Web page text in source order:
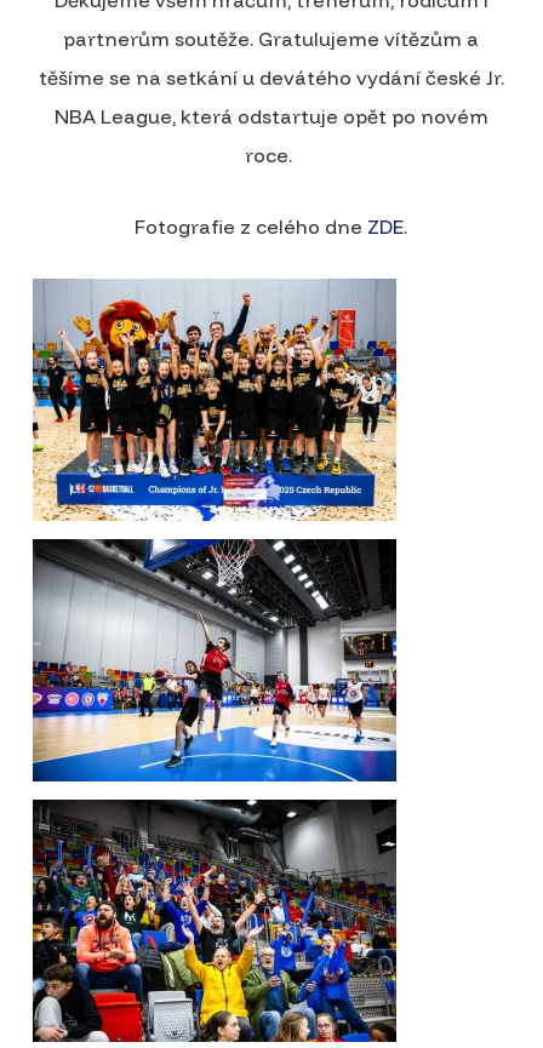
partnerům soutěže. Gratulujeme vítězům a
těšíme se na setkání u devátého vydání české Jr.
NBA League, která odstartuje opět po novém
roce.
Fotografie z celého dne ZDE.